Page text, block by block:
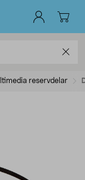
reservdelar